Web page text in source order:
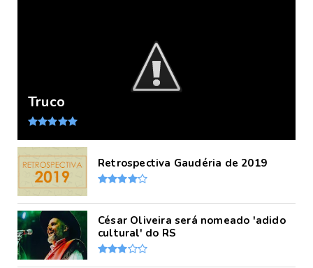
Truco
Retrospectiva Gaudéria de 2019
César Oliveira será nomeado 'adido
cultural' do RS